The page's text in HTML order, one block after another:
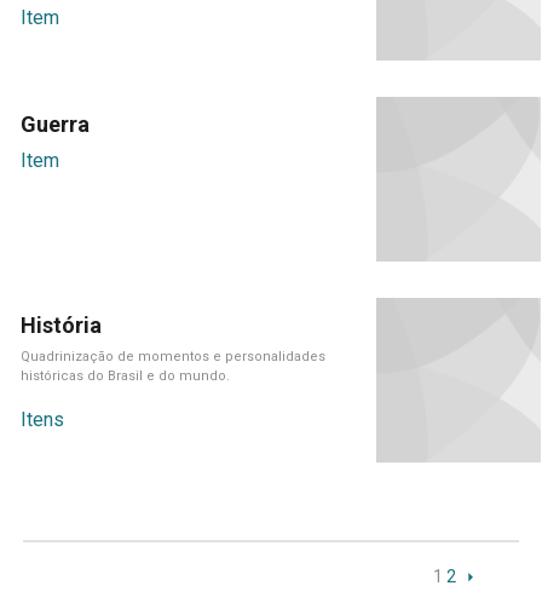
Item
Guerra
Item
História
Quadrinização de momentos e personalidades
históricas do Brasil e do mundo.
Itens
1 2